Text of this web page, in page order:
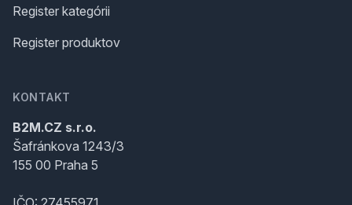
Register kategórii
Register produktov
KONTAKT
B2M.CZ s.r.o.
Šafránkova 1243/3
155 00 Praha 5